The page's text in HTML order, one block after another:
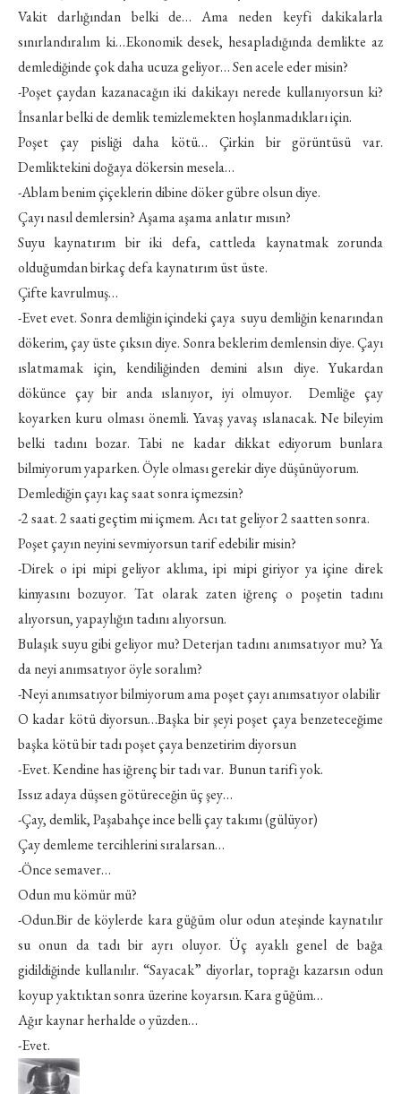
Vakit darlığından belki de… Ama neden keyfi dakikalarla
sınırlandıralım ki…Ekonomik desek, hesapladığında demlikte az
demlediğinde çok daha ucuza geliyor… Sen acele eder misin?
-Poşet çaydan kazanacağın iki dakikayı nerede kullanıyorsun ki?
İnsanlar belki de demlik temizlemekten hoşlanmadıkları için.
Poşet çay pisliği daha kötü… Çirkin bir görüntüsü var.
Demliktekini doğaya dökersin mesela…
-Ablam benim çiçeklerin dibine döker gübre olsun diye.
Çayı nasıl demlersin? Aşama aşama anlatır mısın?
Suyu kaynatırım bir iki defa, cattleda kaynatmak zorunda
olduğumdan birkaç defa kaynatırım üst üste.
Çifte kavrulmuş…
-Evet evet. Sonra demliğin içindeki çaya suyu demliğin kenarından
dökerim, çay üste çıksın diye. Sonra beklerim demlensin diye. Çayı
ıslatmamak için, kendiliğinden demini alsın diye. Yukardan
dökünce çay bir anda ıslanıyor, iyi olmuyor. Demliğe çay
koyarken kuru olması önemli. Yavaş yavaş ıslanacak. Ne bileyim
belki tadını bozar. Tabi ne kadar dikkat ediyorum bunlara
bilmiyorum yaparken. Öyle olması gerekir diye düşünüyorum.
Demlediğin çayı kaç saat sonra içmezsin?
-2 saat. 2 saati geçtim mi içmem. Acı tat geliyor 2 saatten sonra.
Poşet çayın neyini sevmiyorsun tarif edebilir misin?
-Direk o ipi mipi geliyor aklıma, ipi mipi giriyor ya içine direk
kimyasını bozuyor. Tat olarak zaten iğrenç o poşetin tadını
alıyorsun, yapaylığın tadını alıyorsun.
Bulaşık suyu gibi geliyor mu? Deterjan tadını anımsatıyor mu? Ya
da neyi anımsatıyor öyle soralım?
-Neyi anımsatıyor bilmiyorum ama poşet çayı anımsatıyor olabilir
O kadar kötü diyorsun…Başka bir şeyi poşet çaya benzeteceğime
başka kötü bir tadı poşet çaya benzetirim diyorsun
-Evet. Kendine has iğrenç bir tadı var. Bunun tarifi yok.
Issız adaya düşsen götüreceğin üç şey…
-Çay, demlik, Paşabahçe ince belli çay takımı (gülüyor)
Çay demleme tercihlerini sıralarsan…
-Önce semaver…
Odun mu kömür mü?
-Odun.Bir de köylerde kara güğüm olur odun ateşinde kaynatılır
su onun da tadı bir ayrı oluyor. Üç ayaklı genel de bağa
gidildiğinde kullanılır. “Sayacak” diyorlar, toprağı kazarsın odun
koyup yaktıktan sonra üzerine koyarsın. Kara güğüm…
Ağır kaynar herhalde o yüzden…
-Evet.